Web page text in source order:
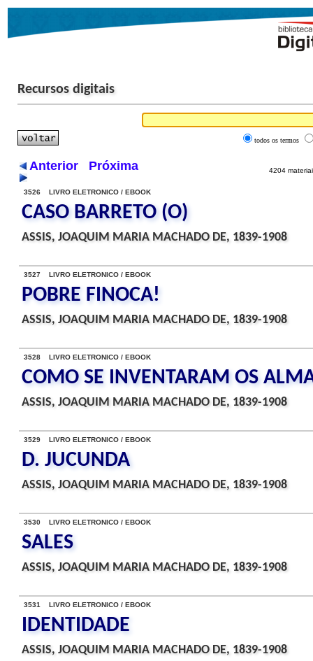
Recursos digitais
todos os termos
Anterior Próxima 4204
3526 LIVRO ELETRONICO / EBOOK
CASO BARRETO (O)
ASSIS, JOAQUIM MARIA MACHADO DE, 1839-1908
3527 LIVRO ELETRONICO / EBOOK
POBRE FINOCA!
ASSIS, JOAQUIM MARIA MACHADO DE, 1839-1908
3528 LIVRO ELETRONICO / EBOOK
COMO SE INVENTARAM OS
ASSIS, JOAQUIM MARIA MACHADO DE, 1839-1908
3529 LIVRO ELETRONICO / EBOOK
D. JUCUNDA
ASSIS, JOAQUIM MARIA MACHADO DE, 1839-1908
3530 LIVRO ELETRONICO / EBOOK
SALES
ASSIS, JOAQUIM MARIA MACHADO DE, 1839-1908
3531 LIVRO ELETRONICO / EBOOK
IDENTIDADE
ASSIS, JOAQUIM MARIA MACHADO DE, 1839-1908